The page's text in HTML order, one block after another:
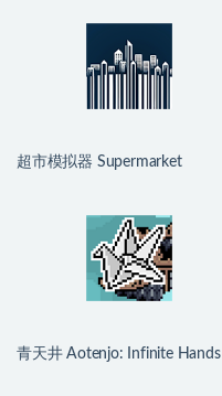
超市模拟器 Supermarket
青天井 Aotenjo: Infinite Hands